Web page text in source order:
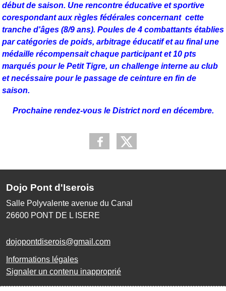
débutde saison. Une rencontre éducative et sportive
corespondant aux règles fédérales concernant cette
tranche d'âges (8/9 ans). Poules de 4 combattants établies
par catégories de poids, arbitrage éducatif et au final une
médaille récompensait chaque participant et 10 pts
marqués pour le Petit Tigre, un challenge interne au club
et necéssaire pour le passage de ceinture en fin de
saison.
Prochaine rendez-vous le District nord en décembre.
Dojo Pont d'Iserois
Salle Polyvalente avenue du Canal
26600 PONT DE L ISERE
dojopontdiserois@gmail.com
Informations légales
Signaler un contenu inapproprié